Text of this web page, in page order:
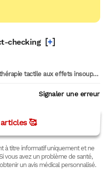
checking [+]
tactile aux effets insoupçonnés sur la santé
Signaler une erreur
🥰
à titre informatif uniquement et ne
vous avez un problème de santé,
un avis médical personnalisé.